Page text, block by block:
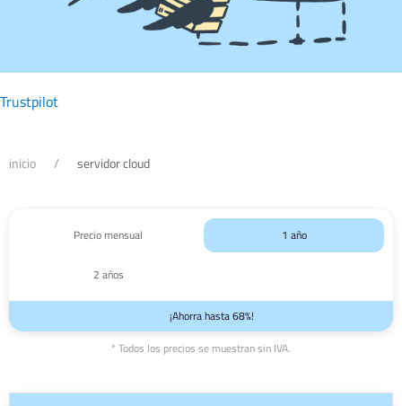
Trustpilot
inicio servidor cloud
Precio mensual
1 año
2 años
¡Ahorra hasta 68%!
* Todos los precios se muestran sin IVA.